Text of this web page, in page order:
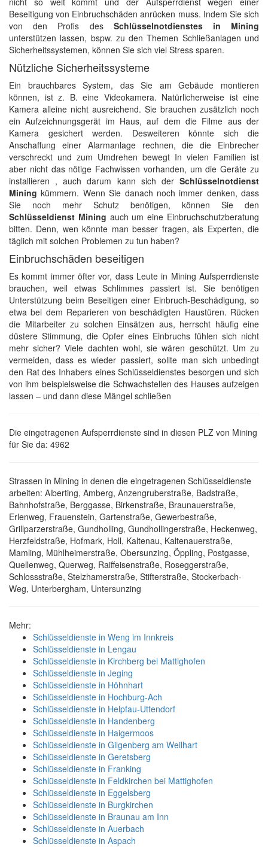
Beseitigung von Einbruchschäden anrücken muss. Indem Sie sich
von den Profis des Schlüsselnotdienstes in Mining
unterstützen lassen, bspw. zu den Themen Schließanlagen und
Sicherheitssystemen, können Sie sich viel Stress sparen.
Nützliche Sicherheitssysteme
Ein brauchbares System, das Sie am Gebäude montieren
können, ist z. B. eine Videokamera. Natürlicherweise ist eine
Kamera alleine nicht ausreichend. Sie brauchen zusätzlich noch
ein Aufzeichnungsgerät im Haus, auf dem die Filme aus der
Kamera gesichert werden. Desweiteren könnte sich die
Anschaffung einer Alarmanlage rechnen, die die Einbrecher
verschreckt und zum Umdrehen bewegt In vielen Familien ist
aber nicht das nötige Fachwissen vorhanden, um die Geräte zu
installieren , auch darum kann sich der Schlüsselnotdienst
Mining kümmern. Wenn Sie danach noch immer denken, dass
Sie noch mehr Schutz benötigen, können Sie den
Schlüsseldienst Mining auch um eine Einbruchschutzberatung
bitten. Denn, wen könnte man besser fragen, als Experten, die
täglich mit solchen Problemen zu tun haben?
Einbruchschäden beseitigen
Es kommt immer öfter vor, dass Leute in Mining Aufsperrdienste
brauchen, weil etwas Schlimmes passiert ist. Sie benötigen
Unterstützung beim Beseitigen einer Einbruch-Beschädigung, so
etwa bei dem Reparieren von beschädigten Haustüren. Rücken
die Mitarbeiter zu solchen Einsätzen aus, herrscht häufig eine
düstere Stimmung, die Opfer eines Einbruchs fühlen sich nicht
mehr sicher? Viele dachten wohl, sie wären geschützt. Um zu
vermeiden, dass es wieder passiert, sollte man sich unbedingt
den Rat des Inhabers eines Schlüsseldienstes besorgen und sich
von ihm beispielsweise die Schwachstellen des Hauses aufzeigen
lassen – und dann diese Mängel schließen
Die eingetragenen Aufsperrdienste sind in diesen PLZ von Mining
für Sie da: 4962
Strassen in Mining in denen die eingetragenen Schlüsseldienste
arbeiten: Alberting, Amberg, Anzengruberstraße, Badstraße,
Bahnhofstraße, Berggasse, Birkenstraße, Braunauerstraße,
Erlenweg, Frauenstein, Gartenstraße, Gewerbestraße,
Grillparzerstraße, Gundholling, Gundhollingerstraße, Heckenweg,
Herzfeldstraße, Hofmark, Holl, Kaltenau, Kaltenauerstraße,
Mamling, Mühlheimerstraße, Obersunzing, Öppling, Postgasse,
Quellenweg, Querweg, Raiffeisenstraße, Roseggerstraße,
Schlossstraße, Stelzhamerstraße, Stifterstraße, Stockerbach-
Weg, Unterbergham, Untersunzing
Mehr:
Schlüsseldienste in Weng im Innkreis
Schlüsseldienste in Lengau
Schlüsseldienste in Kirchberg bei Mattighofen
Schlüsseldienste in Jeging
Schlüsseldienste in Höhnhart
Schlüsseldienste in Hochburg-Ach
Schlüsseldienste in Helpfau-Uttendorf
Schlüsseldienste in Handenberg
Schlüsseldienste in Haigermoos
Schlüsseldienste in Gilgenberg am Weilhart
Schlüsseldienste in Geretsberg
Schlüsseldienste in Franking
Schlüsseldienste in Feldkirchen bei Mattighofen
Schlüsseldienste in Eggelsberg
Schlüsseldienste in Burgkirchen
Schlüsseldienste in Braunau am Inn
Schlüsseldienste in Auerbach
Schlüsseldienste in Aspach